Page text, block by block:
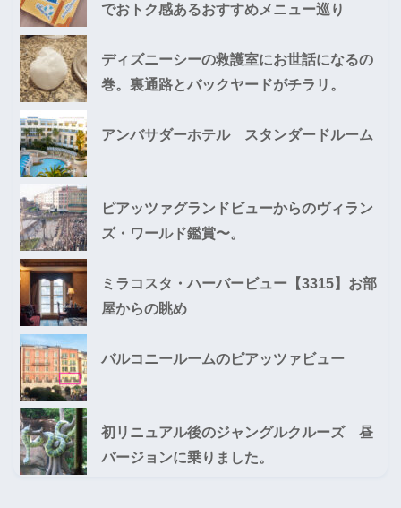
でおトク感あるおすすめメニュー巡り
ディズニーシーの救護室にお世話になるの
巻。裏通路とバックヤードがチラリ。
アンバサダーホテル スタンダードルーム
ピアッツァグランドビューからのヴィラン
ズ・ワールド鑑賞〜。
ミラコスタ・ハーバービュー【3315】お部
屋からの眺め
バルコニールームのピアッツァビュー
初リニュアル後のジャングルクルーズ 昼
バージョンに乗りました。